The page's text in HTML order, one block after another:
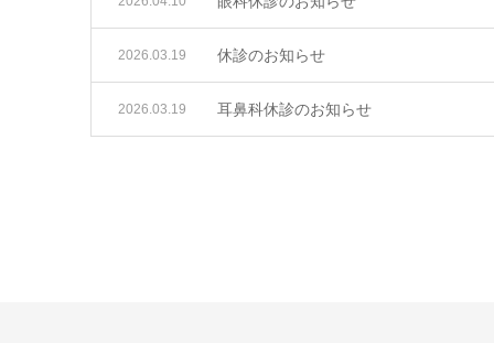
休診のお知らせ
2026.03.19
耳鼻科休診のお知らせ
2026.03.19